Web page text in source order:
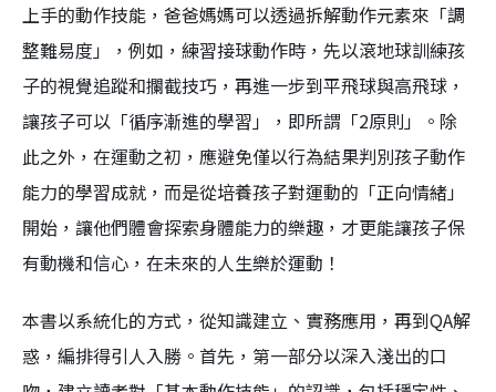
上手的動作技能，爸爸媽媽可以透過拆解動作元素來「調
整難易度」，例如，練習接球動作時，先以滾地球訓練孩
子的視覺追蹤和攔截技巧，再進一步到平飛球與高飛球，
讓孩子可以「循序漸進的學習」，即所謂「2原則」。除
此之外，在運動之初，應避免僅以行為結果判別孩子動作
能力的學習成就，而是從培養孩子對運動的「正向情緒」
開始，讓他們體會探索身體能力的樂趣，才更能讓孩子保
有動機和信心，在未來的人生樂於運動！
本書以系統化的方式，從知識建立、實務應用，再到QA解
惑，編排得引人入勝。首先，第一部分以深入淺出的口